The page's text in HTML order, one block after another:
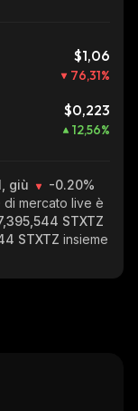
$1,06
76,31%
$0,223
12,56%
giù
-0.20%
mercato live è
STXTZ
STXTZ insieme